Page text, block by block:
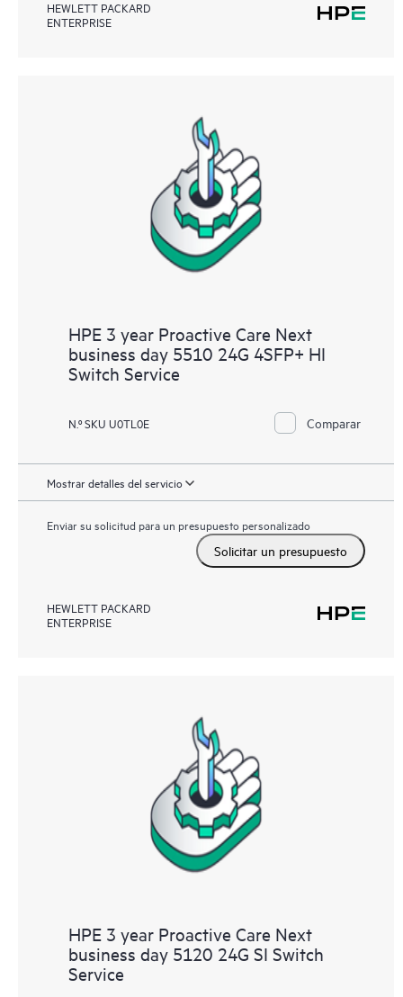
HEWLETT PACKARD
ENTERPRISE
HPE 3 year Proactive Care Next
business day 5510 24G 4SFP+ HI
Switch Service
N.º SKU U0TL0E Comparar
Mostrar detalles del servicio
Enviar su solicitud para un presupuesto personalizado
Solicitar un presupuesto
HEWLETT PACKARD
ENTERPRISE
HPE 3 year Proactive Care Next
business day 5120 24G SI Switch
Service